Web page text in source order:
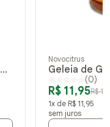
Novocitrus
Geleia de
Cardamomo
(0)
R$ 11,95R$
1x de R$ 11,95
sem juros